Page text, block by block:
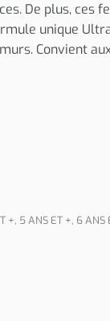
De plus, ces
unique
Convient
+, 5 ANS ET +, 6 ANS